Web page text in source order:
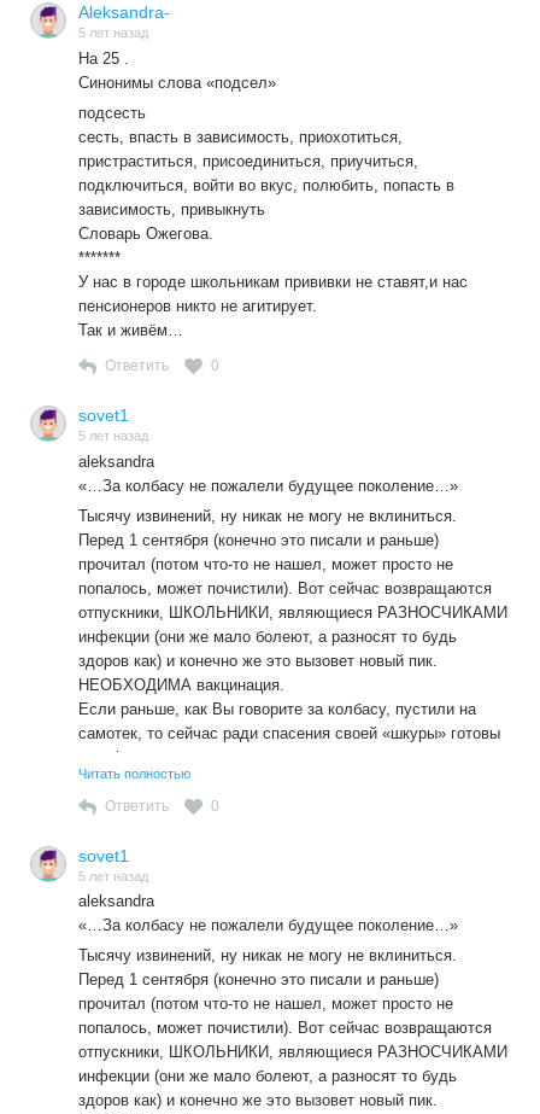
Aleksandra-
5 лет назад
На 25 .
Синонимы слова «подсел»
подсесть
сесть, впасть в зависимость, приохотиться,
пристраститься, присоединиться, приучиться,
подключиться, войти во вкус, полюбить, попасть в
зависимость, привыкнуть
Словарь Ожегова.
*******
У нас в городе школьникам прививки не ставят,и нас
пенсионеров никто не агитирует.
Так и живём…
Ответить 0
sovet1
5 лет назад
aleksandra
«…За колбасу не пожалели будущее поколение…»
Тысячу извинений, ну никак не могу не вклиниться.
Перед 1 сентября (конечно это писали и раньше)
прочитал (потом что-то не нашел, может просто не
попалось, может почистили). Вот сейчас возвращаются
отпускники, ШКОЛЬНИКИ, являющиеся РАЗНОСЧИКАМИ
инфекции (они же мало болеют, а разносят то будь
здоров как) и конечно же это вызовет новый пик.
НЕОБХОДИМА вакцинация.
Если раньше, как Вы говорите за колбасу, пустили на
самотек, то сейчас ради спасения своей «шкуры» готовы
уже физически уничтожить – «…жертвоприношение,
только в изощренной форме…».
Читать полностью
Ответить 0
sovet1
5 лет назад
aleksandra
«…За колбасу не пожалели будущее поколение…»
Тысячу извинений, ну никак не могу не вклиниться.
Перед 1 сентября (конечно это писали и раньше)
прочитал (потом что-то не нашел, может просто не
попалось, может почистили). Вот сейчас возвращаются
отпускники, ШКОЛЬНИКИ, являющиеся РАЗНОСЧИКАМИ
инфекции (они же мало болеют, а разносят то будь
здоров как) и конечно же это вызовет новый пик.